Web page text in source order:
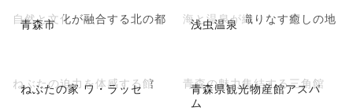
青森市
自然と文化が融合する北の都 浅虫温泉
海と温泉が織りなす癒しの地
ねぶたの家 ワ・ラッセ
ねぶたの迫力を体感する館
青森県観光物産館アスパ
ム
青森の魅力集結する三角館